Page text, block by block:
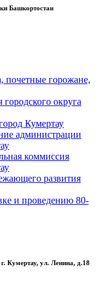
Башкортостан
почетные горожане,
округа
Кумертау
администрации
коммиссия
развития
и проведению 80-
г. Кумертау, ул. Ленина, д.18